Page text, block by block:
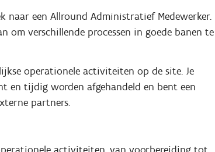
naar een Allround Administratief Medewerker.
verschillende processen in goede banen te
operationele activiteiten op de site. Je
en tijdig worden afgehandeld en bent een
partners.